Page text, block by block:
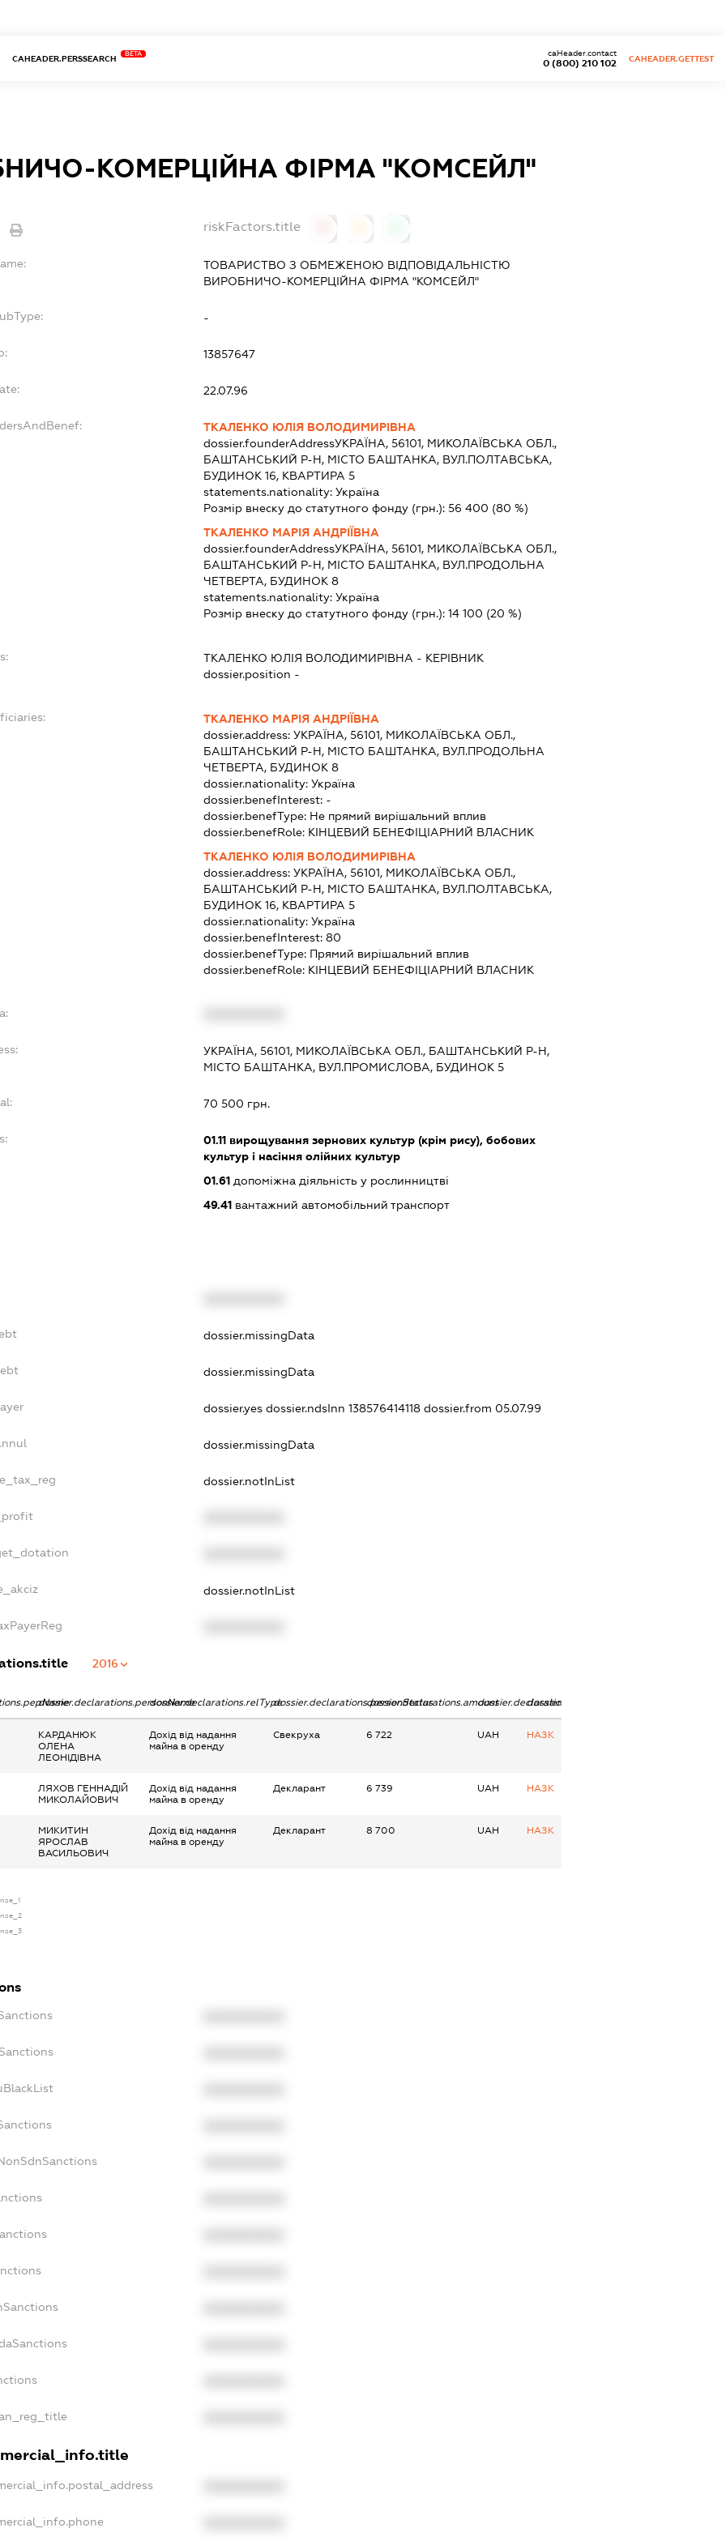
CAHEADER.PERSSEARCH
BETA
0 (800) 210 102
caHeader.contact
CAHEADER.GETTEST
КОМЕРЦІЙНА ФІРМА "КОМСЕЙЛ"
riskFactors.title
ТОВАРИСТВО З ОБМЕЖЕНОЮ ВІДПОВІДАЛЬНІСТЮ
ВИРОБНИЧО-КОМЕРЦІЙНА ФІРМА "КОМСЕЙЛ"
-
13857647
22.07.96
ТКАЛЕНКО ЮЛІЯ ВОЛОДИМИРІВНА
dossier.founderAddressУКРАЇНА, 56101, МИКОЛАЇВСЬКА ОБЛ.,
БАШТАНСЬКИЙ Р-Н, МІСТО БАШТАНКА, ВУЛ.ПОЛТАВСЬКА,
БУДИНОК 16, КВАРТИРА 5
statements.nationality:Україна
Розмір внеску до статутного фонду (грн.):56 400 (80 %)
ТКАЛЕНКО МАРІЯ АНДРІЇВНА
dossier.founderAddressУКРАЇНА, 56101, МИКОЛАЇВСЬКА ОБЛ.,
БАШТАНСЬКИЙ Р-Н, МІСТО БАШТАНКА, ВУЛ.ПРОДОЛЬНА
ЧЕТВЕРТА, БУДИНОК 8
statements.nationality:Україна
Розмір внеску до статутного фонду (грн.):14 100 (20 %)
ТКАЛЕНКО ЮЛІЯ ВОЛОДИМИРІВНА - КЕРІВНИК
dossier.position -
ТКАЛЕНКО МАРІЯ АНДРІЇВНА
dossier.address:УКРАЇНА, 56101, МИКОЛАЇВСЬКА ОБЛ.,
БАШТАНСЬКИЙ Р-Н, МІСТО БАШТАНКА, ВУЛ.ПРОДОЛЬНА
ЧЕТВЕРТА, БУДИНОК 8
dossier.nationality:Україна
dossier.benefInterest: -
dossier.benefType: Не прямий вирішальний вплив
dossier.benefRole: КІНЦЕВИЙ БЕНЕФІЦІАРНИЙ ВЛАСНИК
ТКАЛЕНКО ЮЛІЯ ВОЛОДИМИРІВНА
dossier.address:УКРАЇНА, 56101, МИКОЛАЇВСЬКА ОБЛ.,
БАШТАНСЬКИЙ Р-Н, МІСТО БАШТАНКА, ВУЛ.ПОЛТАВСЬКА,
БУДИНОК 16, КВАРТИРА 5
dossier.nationality:Україна
dossier.benefInterest:80
dossier.benefType: Прямий вирішальний вплив
dossier.benefRole: КІНЦЕВИЙ БЕНЕФІЦІАРНИЙ ВЛАСНИК
УКРАЇНА, 56101, МИКОЛАЇВСЬКА ОБЛ., БАШТАНСЬКИЙ Р-Н,
МІСТО БАШТАНКА, ВУЛ.ПРОМИСЛОВА, БУДИНОК 5
70 500 грн.
01.11 вирощування зернових культур (крім рису), бобових
культур і насіння олійних культур
01.61 допоміжна діяльність у рослинництві
49.41 вантажний автомобільний транспорт
dossier.missingData
dossier.missingData
dossier.yesdossier.ndsInn 138576414118dossier.from 05.07.99
dossier.missingData
dossier.notInList
dossier.notInList
2016
dossier.declarations.personNamedossier.declarations.relTypedossier.declarations.personStatusdossier.declarations.amountdossier.declarations.currency
dossier.declarations.source
КАРДАНЮК
ОЛЕНА
ЛЕОНІДІВНА
Дохід від надання
майна в оренду
Свекруха 6 722 UAH НАЗК
ЛЯХОВ ГЕННАДІЙ
МИКОЛАЙОВИЧ
Дохід від надання
майна в оренду
Декларант 6 739 UAH НАЗК
МИКИТИН
ЯРОСЛАВ
ВАСИЛЬОВИЧ
Дохід від надання
майна в оренду
Декларант 8 700 UAH НАЗК